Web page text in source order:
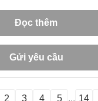
Đọc thêm
Gửi yêu cầu
2 3 4 5 ... 14